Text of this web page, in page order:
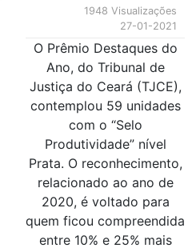
1948 Visualizações
27-01-2021
O Prêmio Destaques do
Ano, do Tribunal de
Justiça do Ceará (TJCE),
contemplou 59 unidades
com o “Selo
Produtividade” nível
Prata. O reconhecimento,
relacionado ao ano de
2020, é voltado para
quem ficou compreendida
entre 10% e 25% mais